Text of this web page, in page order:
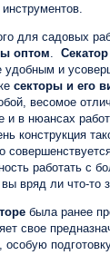
для садовых
оптом. Секатор
удобным и
секторы и его
весомое
и в нюансах
конструкция
работать с
вряд ли что-то
была ранее
свое
особую